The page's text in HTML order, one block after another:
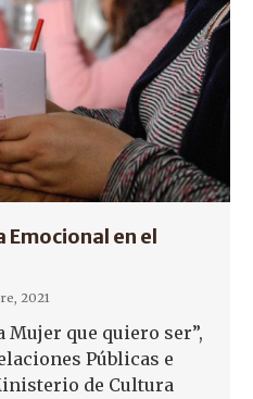
Emocional en el
2021
Mujer que quiero ser”,
Públicas e
de Cultura